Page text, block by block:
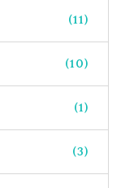
(11)
(10)
(1)
(3)